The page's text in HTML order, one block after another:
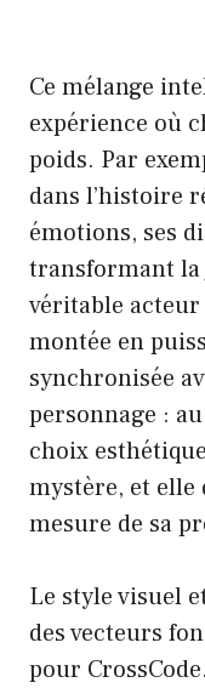
Ce mélange
expérience où
poids. Par
dans l’histoire
émotions, ses
transformant la
véritable acteur
montée en
synchronisée
personnage :
choix
mystère, et elle
mesure de sa
Le style visuel
des vecteurs
pour